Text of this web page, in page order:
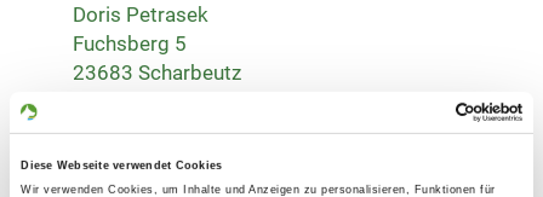
Diese Webseite verwendet Cookies
Wir verwenden Cookies, um Inhalte und Anzeigen zu personalisieren, Funktionen für
Doris Petrasek
Fuchsberg 5
23683 Scharbeutz
23626 Ratekau